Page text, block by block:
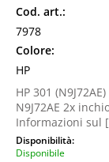
Cod. art.:
7978
Colore:
HP
HP 301
N9J72AE 2x
Informazioni sul
Disponibilità:
Disponibile